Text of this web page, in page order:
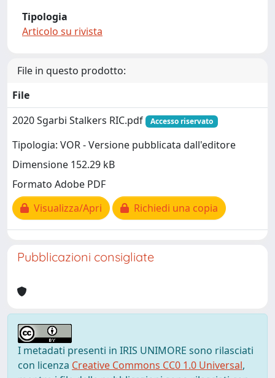
Tipologia
Articolo su rivista
File in questo prodotto:
File
2020 Sgarbi Stalkers RIC.pdf
Accesso riservato
Tipologia: VOR - Versione pubblicata dall'editore
Dimensione 152.29 kB
Formato Adobe PDF
Visualizza/Apri
Richiedi una copia
Pubblicazioni consigliate
I metadati presenti in IRIS UNIMORE sono rilasciati
con licenza Creative Commons CC0 1.0 Universal,